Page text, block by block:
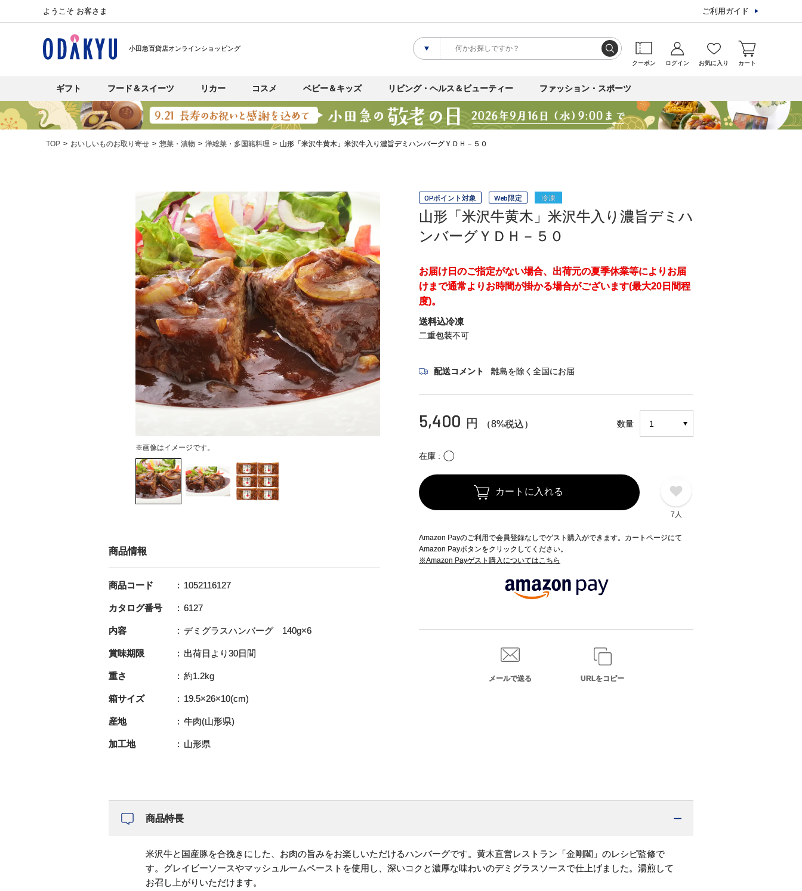
ようこそ お客さま ご利用ガイド
小田急百貨店オンラインショッピング
クーポン ログイン お気に入り カート
ギフト フード＆スイーツ リカー コスメ ベビー＆キッズ リビング・ヘルス＆ビューティー ファッション・スポーツ
TOP おいしいものお取り寄せ 惣菜・漬物 洋総菜・多国籍料理 山形「米沢牛黄木」米沢牛入り濃旨デミハンバーグＹＤＨ－５０
※画像はイメージです。
OPポイント対象 Web限定 冷凍
山形「米沢牛黄木」米沢牛入り濃旨デミハ
ンバーグＹＤＨ－５０
お届け日のご指定がない場合、出荷元の夏季休業等によりお届
けまで通常よりお時間が掛かる場合がございます(最大20日間程
度)。
送料込冷凍
二重包装不可
配送コメント 離島を除く全国にお届
5,400 円 （8%税込） 数量
在庫 〇
カートに入れる
7人
Amazon Payのご利用で会員登録なしでゲスト購入ができます。カートページにて
Amazon Payボタンをクリックしてください。
※Amazon Payゲスト購入についてはこちら
メールで送る URLをコピー
商品情報
商品コード 1052116127
カタログ番号 6127
内容 デミグラスハンバーグ 140g×6
賞味期限 出荷日より30日間
重さ 約1.2kg
箱サイズ 19.5×26×10(cm)
産地 牛肉(山形県)
加工地 山形県
商品特長
米沢牛と国産豚を合挽きにした、お肉の旨みをお楽しいただけるハンバーグです。黄木直営レストラン「金剛閣」のレシピ監修で
す。グレイビーソースやマッシュルームペーストを使用し、深いコクと濃厚な味わいのデミグラスソースで仕上げました。湯煎して
お召し上がりいただけます。